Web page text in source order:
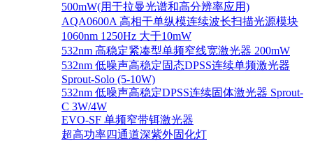
500mW(用于拉曼光谱和高分辨率应用)
AQA0600A 高相干单纵模连续波长扫描光源模块
1060nm 1250Hz 大于10mW
532nm 高稳定紧凑型单频窄线宽激光器 200mW
532nm 低噪声高稳定固态DPSS连续单频激光器
Sprout‐Solo (5-10W)
532nm 低噪声高稳定DPSS连续固体激光器 Sprout-
C 3W/4W
EVO-SF 单频窄带铒激光器
超高功率四通道深紫外固化灯